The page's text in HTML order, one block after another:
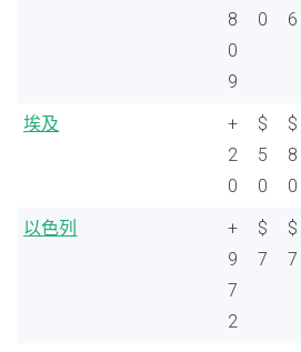
8
0
9
0
6
埃及
+
2
0
$
5
0
$
8
0
以色列
+
9
7
2
$
7
$
7